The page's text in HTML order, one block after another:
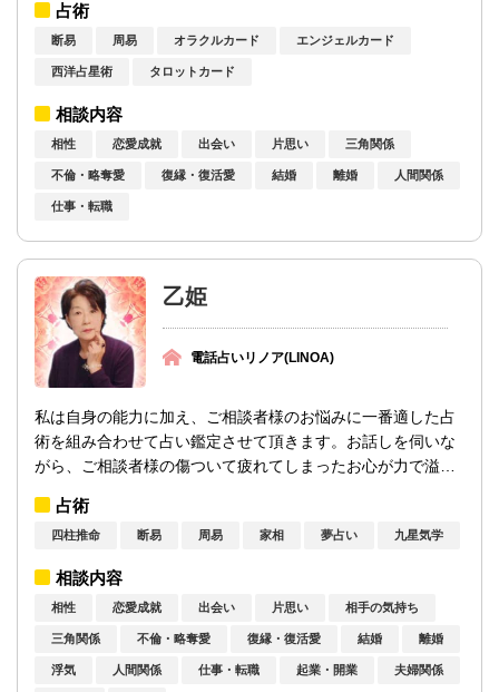
占術
断易 周易 オラクルカード エンジェルカード
西洋占星術 タロットカード
相談内容
相性 恋愛成就 出会い 片思い 三角関係
不倫・略奪愛 復縁・復活愛 結婚 離婚 人間関係
仕事・転職
乙姫
電話占いリノア(LINOA)
私は自身の能力に加え、ご相談者様のお悩みに一番適した占
術を組み合わせて占い鑑定させて頂きます。お話しを伺いな
がら、ご相談者様の傷ついて疲れてしまったお心が力で溢れ
占術
四柱推命 断易 周易 家相 夢占い 九星気学
相談内容
相性 恋愛成就 出会い 片思い 相手の気持ち
三角関係 不倫・略奪愛 復縁・復活愛 結婚 離婚
浮気 人間関係 仕事・転職 起業・開業 夫婦関係